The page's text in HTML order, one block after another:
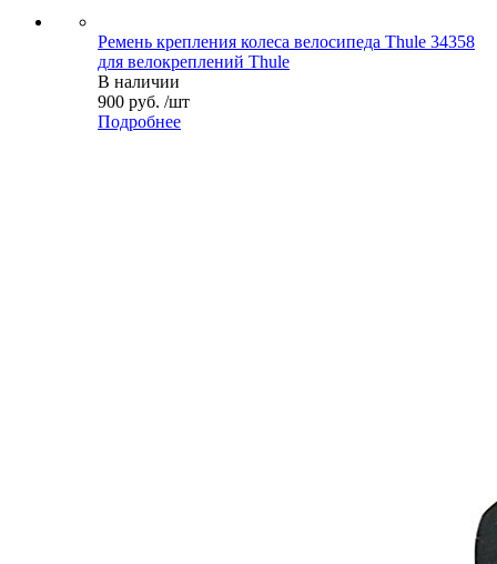
Ремень крепления колеса велосипеда Thule 34358
для велокреплений Thule
В наличии
900 руб. /шт
Подробнее